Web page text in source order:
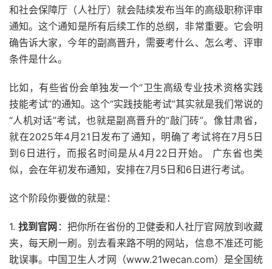
和社会保障厅（人社厅）就会陆续发布当年的高级职称评审
通知。这个通知是所有后续工作的总纲，非常重要。它会明
确告诉大家，今年的副高晋升，需要考什么、怎么考、评审
条件是什么。
比如，有些省份会单独发一个“卫生高级专业技术资格实践
技能考试”的通知。这个“实践技能考试”其实就是我们常说的
“人机对话”考试，也就是副高晋升的“敲门砖”。像甘肃省，
就在2025年4月21日发布了通知，明确了考试将在7月5日
到6日进行，而报名时间是从4月22日开始。 广东省也类
似，会在年初发布通知，安排在7月5日和6日进行考试。
这个阶段你要做的就是：
1.找到官网 ：把你所在省份的卫健委和人社厅官网放到收藏
夹，每天刷一刷。别去看来路不明的网站，信息不准还可能
耽误事。中国卫生人才网（www.21wecan.com）是全国统